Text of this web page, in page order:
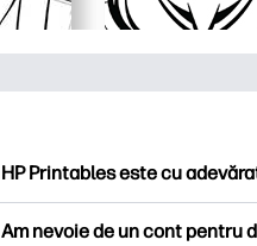
HP Printables este cu
Am nevoie de un cont pentru